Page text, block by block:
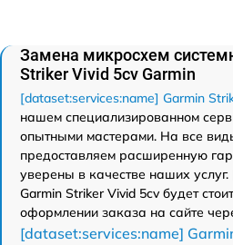
Замена микросхем
Striker Vivid 5cv Garmin
[dataset:services:name] Garmin
нашем специализированном
опытными мастерами. На все
предоставляем расширенную
уверены в качестве наших
Garmin Striker Vivid 5cv будет
оформлении заказа на сайте
[dataset:services:name]